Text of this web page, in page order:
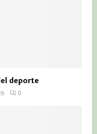
deporte
0